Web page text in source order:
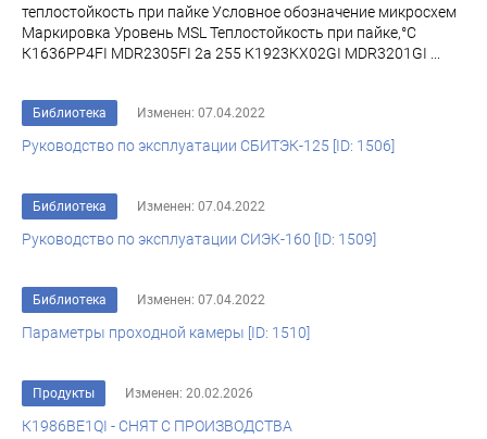
теплостойкость при пайке Условное обозначение микросхем
Маркировка Уровень MSL Теплостойкость при пайке,°С
К1636РР4FI MDR2305FI 2а 255 К1923КХ02GI MDR3201GI ...
Библиотека Изменен: 07.04.2022
Руководство по эксплуатации СБИТЭК-125 [ID: 1506]
Библиотека Изменен: 07.04.2022
Руководство по эксплуатации СИЭК-160 [ID: 1509]
Библиотека Изменен: 07.04.2022
Параметры проходной камеры [ID: 1510]
Продукты Изменен: 20.02.2026
К1986ВЕ1QI - СНЯТ С ПРОИЗВОДСТВА